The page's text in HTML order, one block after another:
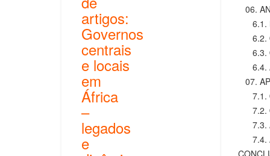
artigos:
Governos
centrais
e locais
em
África
–
legados
e
06.
6.1.
6.2.
6.3.
6.4.
07.
7.1.
7.2.
7.3.
7.4.